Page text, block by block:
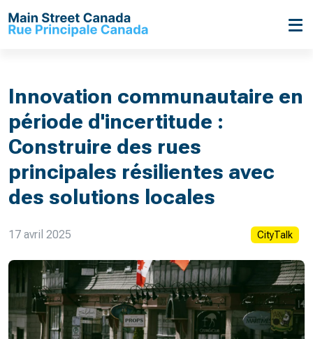
Innovation communautaire en
période d'incertitude :
Construire des rues
principales résilientes avec
des solutions locales
17 avril 2025 CityTalk